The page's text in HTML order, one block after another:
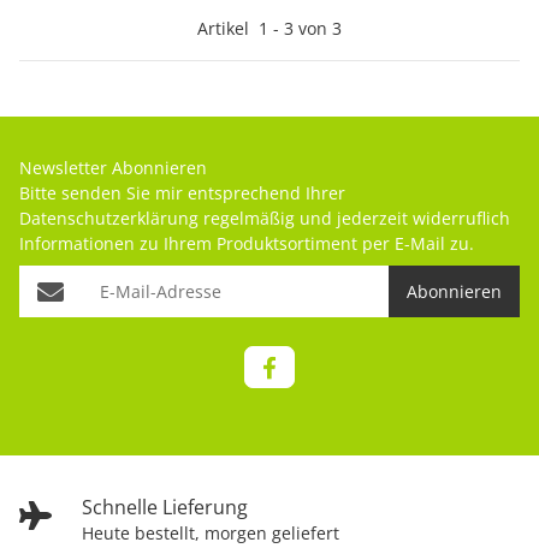
Artikel 1 - 3 von 3
Schnelle Lieferung
Heute bestellt, morgen geliefert
Newsletter Abonnieren
Bitte senden Sie mir entsprechend Ihrer
Datenschutzerklärung regelmäßig und jederzeit widerruflich
Informationen zu Ihrem Produktsortiment per E-Mail zu.
Abonnieren